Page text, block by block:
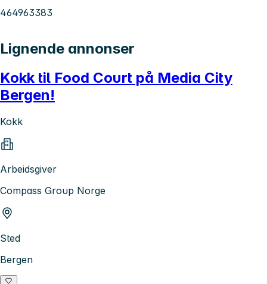
464963383
Lignende annonser
Kokk til Food Court på Media City
Bergen!
Kokk
Arbeidsgiver
Compass Group Norge
Sted
Bergen